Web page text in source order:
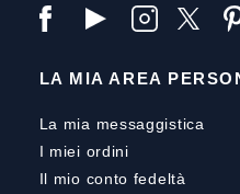
LA MIA AREA
La mia messaggistica
I miei ordini
Il mio conto fedeltà